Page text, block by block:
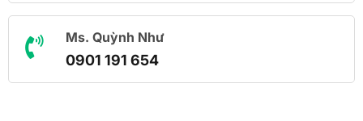
Ms. Quỳnh Như
0901 191 654